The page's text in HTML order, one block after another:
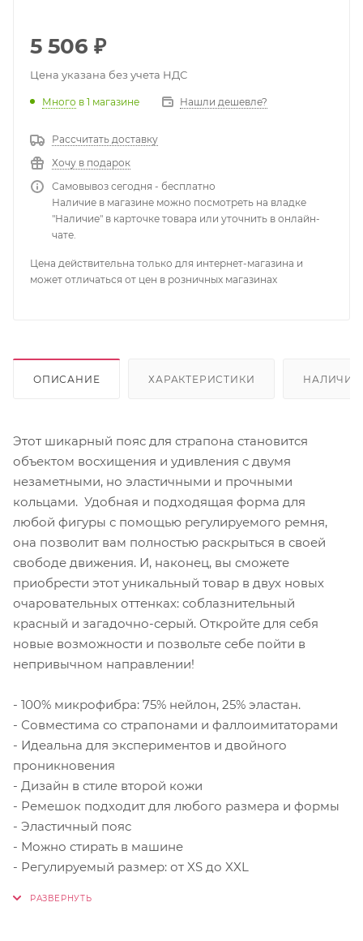
5 506 ₽
Цена указана без учета НДС
Много в 1 магазине Нашли дешевле?
Рассчитать доставку
Хочу в подарок
Самовывоз сегодня - бесплатно
Наличие в магазине можно посмотреть на владке
"Наличие" в карточке товара или уточнить в онлайн-
чате.
Цена действительна только для интернет-магазина и
может отличаться от цен в розничных магазинах
ОПИСАНИЕ ХАРАКТЕРИСТИКИ НАЛИЧИЕ
Этот шикарный пояс для страпона становится
объектом восхищения и удивления с двумя
незаметными, но эластичными и прочными
кольцами. Удобная и подходящая форма для
любой фигуры с помощью регулируемого ремня,
она позволит вам полностью раскрыться в своей
свободе движения. И, наконец, вы сможете
приобрести этот уникальный товар в двух новых
очаровательных оттенках: соблазнительный
красный и загадочно-серый. Откройте для себя
новые возможности и позвольте себе пойти в
непривычном направлении!
- 100% микрофибра: 75% нейлон, 25% эластан.
- Совместима со страпонами и фаллоимитаторами
- Идеальна для экспериментов и двойного
проникновения
- Дизайн в стиле второй кожи
- Ремешок подходит для любого размера и формы
- Эластичный пояс
- Можно стирать в машине
- Регулируемый размер: от XS до XXL